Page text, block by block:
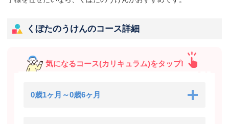
くぼたのうけんのコース詳細
気になるコース(カリキュラム)をタップ!
0歳1ヶ月～0歳6ヶ月